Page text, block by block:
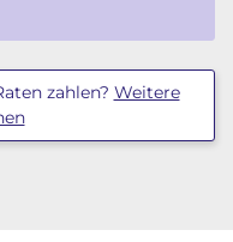
zahlen? Weitere